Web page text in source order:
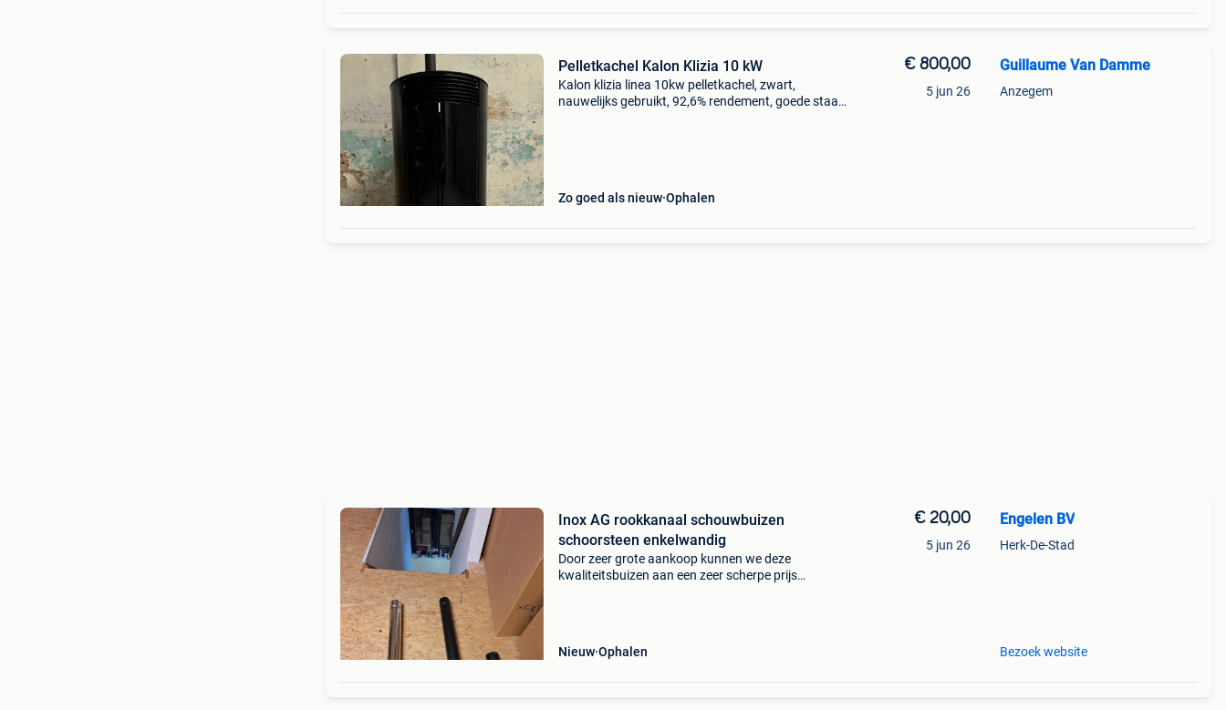
Pelletkachel Kalon Klizia 10 kW
Kalon klizia linea 10kw pelletkachel, zwart,
nauwelijks gebruikt, 92,6% rendement, goede staat.
Zo goed als nieuw Ophalen
€ 800,00
5 jun 26
Guillaume Van Damme
Anzegem
Inox AG rookkanaal schouwbuizen
schoorsteen enkelwandig
Door zeer grote aankoop kunnen we deze
kwaliteitsbuizen aan een zeer scherpe prijs
Nieuw Ophalen
€ 20,00
5 jun 26
Engelen BV
Herk-De-Stad
Bezoek website